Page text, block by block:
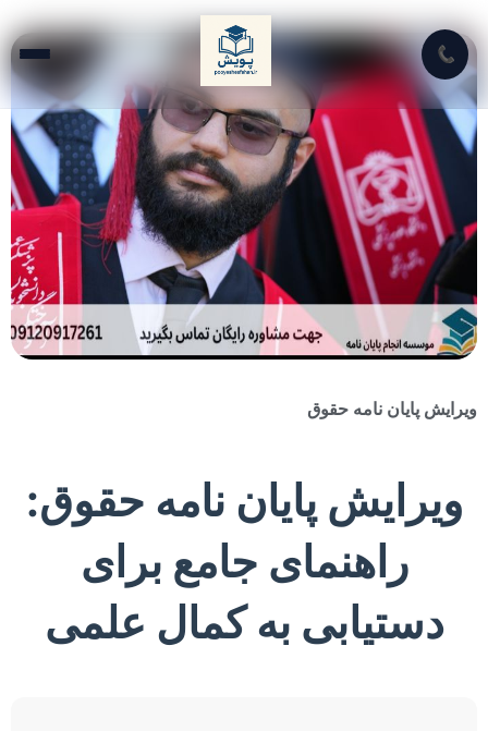
📞
ویرایش پایان نامه حقوق
ویرایش پایان نامه حقوق:
راهنمای جامع برای
دستیابی به کمال علمی